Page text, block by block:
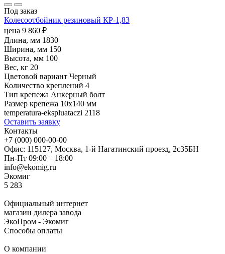
Под заказ
Колесоотбойник резиновый КР-1,83
цена 9 860 ₽
Длина, мм 1830
Ширина, мм 150
Высота, мм 100
Вес, кг 20
Цветовой вариант Черный
Количество креплений 4
Тип крепежа Анкерный болт
Размер крепежа 10х140 мм
temperatura-ekspluataczi 2118
Оставить заявку
Контакты
+7 (000) 000-00-00
Офис: 115127, Москва, 1-й Нагатинский проезд, 2с35БН
Пн-Пт 09:00 – 18:00
info@ekomig.ru
Экомиг
5 283
Официальный интернет
магазин дилера завода
ЭкоПром - Экомиг
Способы оплаты
О компании